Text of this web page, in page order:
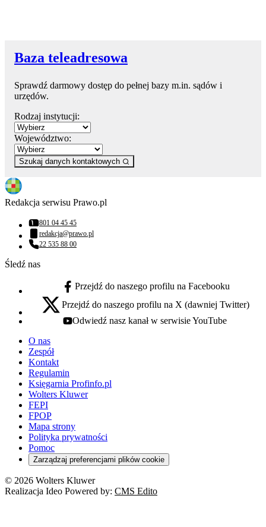
Baza teleadresowa
Sprawdź darmowy dostęp do pełnej bazy m.in. sądów i
urzędów.
Rodzaj instytucji:
Województwo:
Szukaj danych kontaktowych
Redakcja serwisu Prawo.pl
Numer telefonu:
801 04 45 45
Adres email:
redakcja@prawo.pl
Numer telefonu:
22 535 88 00
Śledź nas
facebook - otwiera się w nowej karcie
Przejdź do naszego profilu na Facebooku
x - otwiera się w nowej karcie
Przejdź do naszego profilu na X (dawniej Twitter)
youtube - otwiera się w nowej karcie
Odwiedź nasz kanał w serwisie YouTube
O nas
Zespół
Kontakt
Regulamin
Księgarnia Profinfo.pl
Wolters Kluwer
FEPI
FPOP
Mapa strony
Polityka prywatności
Pomoc
Zarządzaj preferencjami plików cookie
© 2026 Wolters Kluwer
Realizacja Ideo Powered by: CMS Edito